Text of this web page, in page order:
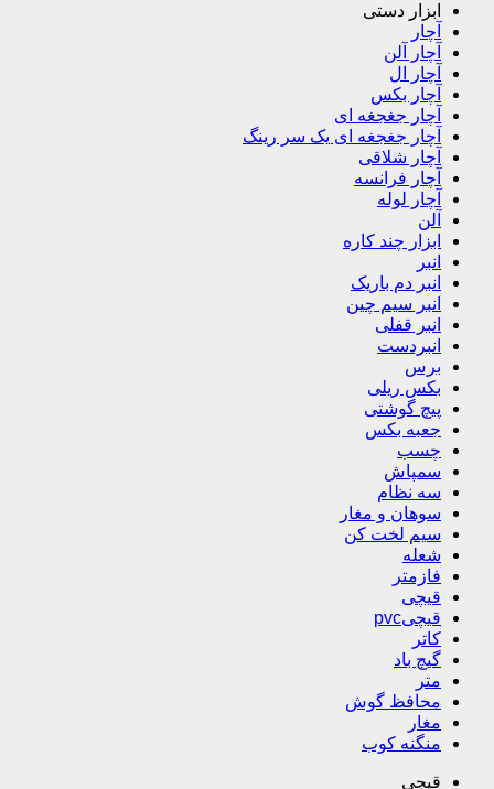
ابزار دستی
آچار
آچار آلن
آچار ال
آچار بکس
آچار جغجغه ای
آچار جغجغه ای یک سر رینگ
آچار شلاقی
آچار فرانسه
آچار لوله
آلن
ابزار چند کاره
انبر
انبر دم باریک
انبر سیم چین
انبر قفلی
انبردست
برس
بکس ریلی
پیچ گوشتی
جعبه بکس
چسب
سمپاش
سه نظام
سوهان و مغار
سیم لخت کن
شعله
فازمتر
قیچی
قیچیpvc
کاتر
گیچ باد
متر
محافظ گوش
مغار
منگنه کوب
قیچی